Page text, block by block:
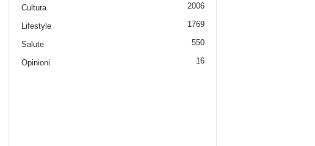
Cultura 2006
Lifestyle 1769
Salute 550
Opinioni 16